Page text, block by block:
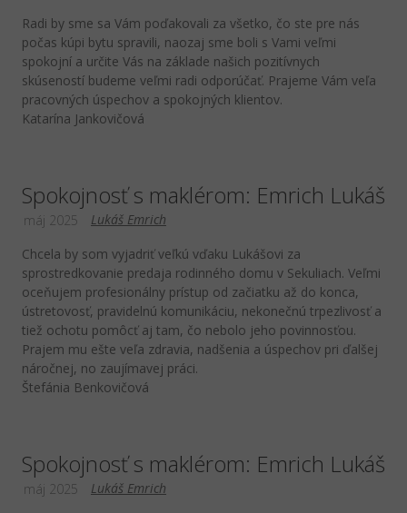
Radi by sme sa Vám poďakovali za všetko, čo ste pre nás
počas kúpi bytu spravili, naozaj sme boli s Vami veľmi
spokojní a určite Vás na základe našich pozitívnych
skúseností budeme veľmi radi odporúčať. Prajeme Vám veľa
pracovných úspechov a spokojných klientov.
Katarína Jankovičová
Spokojnosť s maklérom: Emrich Lukáš
Lukáš Emrich
máj 2025
Chcela by som vyjadriť veľkú vďaku Lukášovi za
sprostredkovanie predaja rodinného domu v Sekuliach. Veľmi
oceňujem profesionálny prístup od začiatku až do konca,
ústretovosť, pravidelnú komunikáciu, nekonečnú trpezlivosť a
tiež ochotu pomôcť aj tam, čo nebolo jeho povinnosťou.
Prajem mu ešte veľa zdravia, nadšenia a úspechov pri ďalšej
náročnej, no zaujímavej práci.
Štefánia Benkovičová
Spokojnosť s maklérom: Emrich Lukáš
Lukáš Emrich
máj 2025